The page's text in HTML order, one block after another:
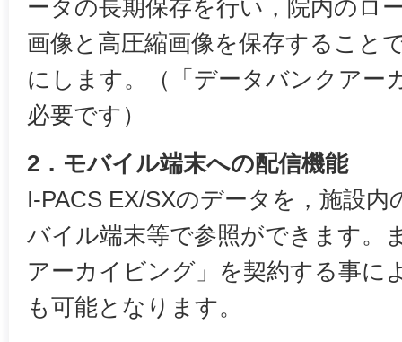
ータの長期保存を行い，院内のロ
画像と高圧縮画像を保存すること
にします。（「データバンクアー
必要です）
2．モバイル端末への配信機能
I-PACS EX/SXのデータを，施設
バイル端末等で参照ができます。
アーカイビング」を契約する事に
も可能となります。